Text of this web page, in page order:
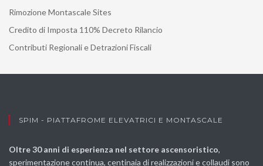
Rimozione Montascale Sites
Credito di Imposta 110% Decreto Rilancio
Contributi Regionali e Detrazioni Fiscali
SPIM - PIATTAFROME ELEVATRICI E MONTASCALE
Oltre 30 anni di esperienza nel settore ascensoristico,
sperimentazione continua, centinaia di realizzazioni e collaudi sono